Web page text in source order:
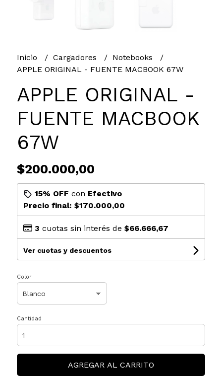
Inicio Cargadores
Notebooks
APPLE ORIGINAL - FUENTE MACBOOK 67W
APPLE ORIGINAL -
FUENTE MACBOOK
67W
$200.000,00
15% OFF con Efectivo
Precio final: $170.000,00
3 cuotas sin interés de $66.666,67
Ver cuotas y descuentos
Color
Cantidad
AGREGAR AL CARRITO